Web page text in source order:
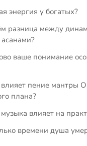
энергия у богатых?
разница между
ваше понимание
пение мантры
плана?
влияет на
времени душа